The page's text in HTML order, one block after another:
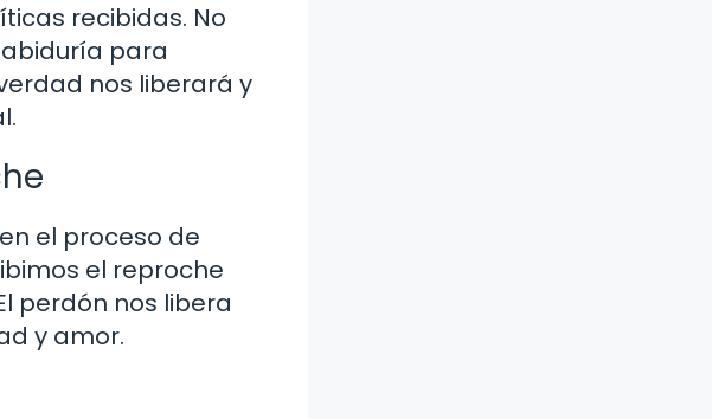
recibidas. No
para
nos liberará y
el proceso de
el reproche
perdón nos libera
y amor.